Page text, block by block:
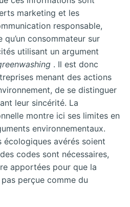
marketing et les
responsable,
consommateur sur
utilisant un argument
. Il est donc
menant des actions
de se distinguer
leur sincérité. La
montre ici ses limites en
environnementaux.
écologiques avérés soient
codes sont nécessaires,
apportées pour que la
perçue comme du